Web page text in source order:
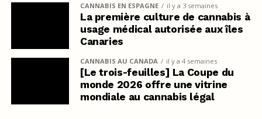
CANNABIS EN ESPAGNE il y a 3 semaines
La première culture de cannabis à
usage médical autorisée aux îles
Canaries
CANNABIS AU CANADA il y a 4 semaines
[Le trois-feuilles] La Coupe du
monde 2026 offre une vitrine
mondiale au cannabis légal